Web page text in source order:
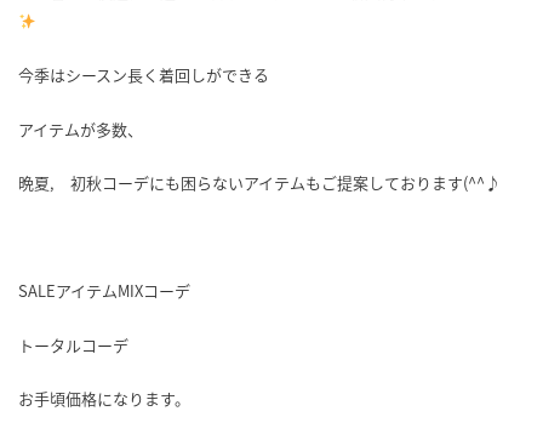
今季はシースン長く着回しができる
アイテムが多数、
晩夏, 初秋コーデにも困らないアイテムもご提案しております(^^♪
SALEアイテムMIXコーデ
トータルコーデ
お手頃価格になります。